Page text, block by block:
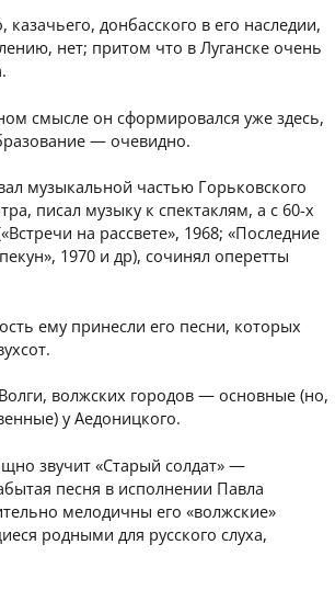
казачьего, донбасского в его наследии,
нет; притом что в Луганске очень
смысле он сформировался уже здесь,
— очевидно.
музыкальной частью Горьковского
писал музыку к спектаклям, а с 60-х
на рассвете», 1968; «Последние
1970 и др), сочинял оперетты
ему принесли его песни, которых
волжских городов — основные (но,
у Аедоницкого.
звучит «Старый солдат» —
песня в исполнении Павла
мелодичны его «волжские»
родными для русского слуха,